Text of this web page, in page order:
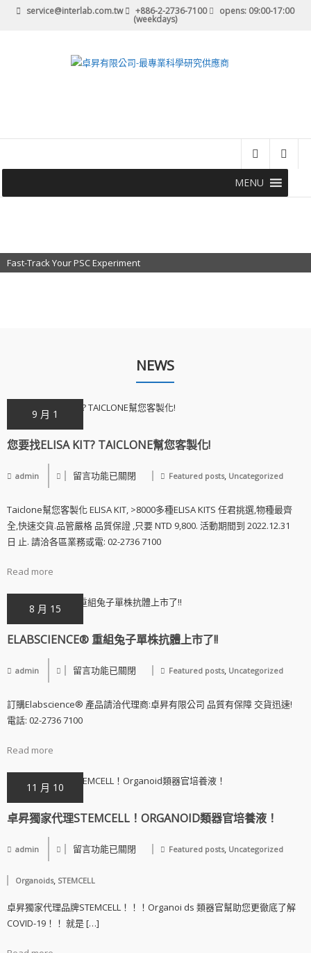
service@interlab.com.tw +886-2-2736-7100 opens: 09:00-17:00
(weekdays)
MENU
Fast-Track Your PSC Experiment
NEWS
9 月 1
您要找ELISA KIT? TAICLONE幫您客製化!
admin 留言功能已關閉 Featured posts, Uncategorized
Taiclone幫您客製化 ELISA KIT, >8000多種ELISA KITS 任君挑選,物種最齊
全,快速交貨.品管嚴格 品質保證 ,只要 NTD 9,800. 活動期間到 2022.12.31
日 止. 請洽各區業務或電: 02-2736 7100
Read more
8 月 15
ELABSCIENCE® 重組兔子單株抗體上市了!!
admin 留言功能已關閉 Featured posts, Uncategorized
訂購Elabscience® 產品請洽代理商:卓昇有限公司 品質有保障 交貨迅速!
電話: 02-2736 7100
Read more
11 月 10
卓昇獨家代理STEMCELL！ORGANOID類器官培養液！
admin 留言功能已關閉 Featured posts, Uncategorized
Organoids, STEMCELL
卓昇獨家代理品牌STEMCELL！！！Organoi ds 類器官幫助您更徹底了解
COVID-19！！ 就是 […]